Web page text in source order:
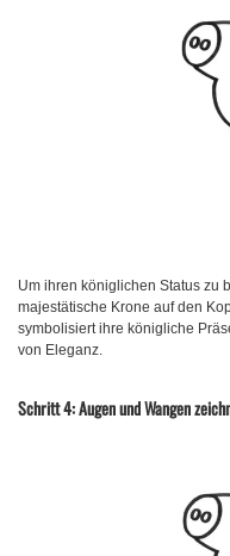
Um ihren königlichen Status zu
majestätische Krone auf den
symbolisiert ihre königliche
von Eleganz.
Schritt 4: Augen und Wangen